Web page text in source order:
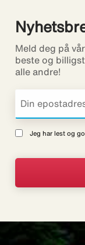
Meld deg på
beste og
alle andre!
Jeg har lest og